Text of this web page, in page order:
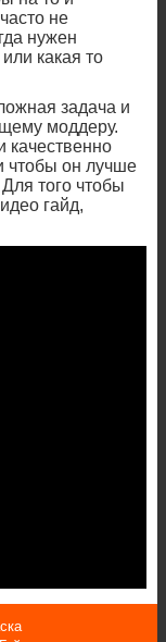
не
нужен
какая то
задача и
моддеру.
качественно
чтобы он лучше
того чтобы
гайд,